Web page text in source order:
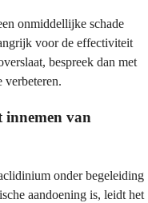
onmiddellijke schade
voor de effectiviteit
bespreek dan met
verbeteren.
innemen van
onder begeleiding
aandoening is, leidt het